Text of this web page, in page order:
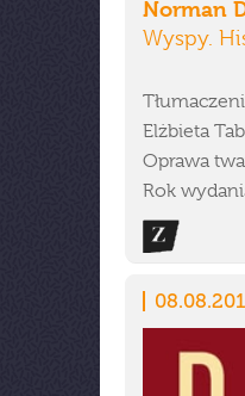
Norman
Wyspy.
Elżbieta
Oprawa
Rok